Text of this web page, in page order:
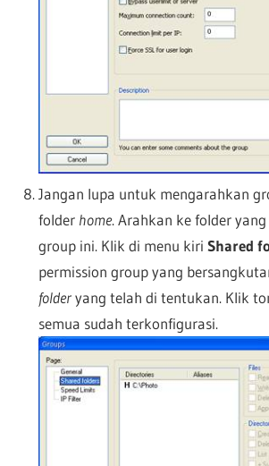
Jangan lupa untuk mengarahkan
folder home. Arahkan ke folder
group ini. Klik di menu kiri Shared
permission group yang
folderyang telah di tentukan. Klik
semua sudah terkonfigurasi.